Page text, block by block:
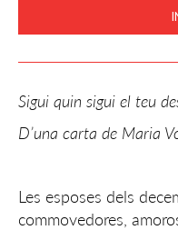
Sigui quin sigui el teu
D’una carta de Maria
Les esposes dels
commovedores,